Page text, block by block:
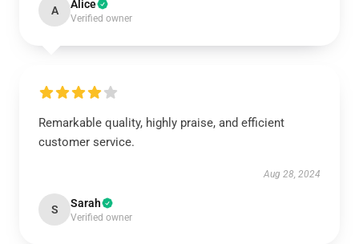
A Alice
Verified owner
Remarkable quality, highly praise, and efficient
customer service.
Aug 28, 2024
S Sarah
Verified owner